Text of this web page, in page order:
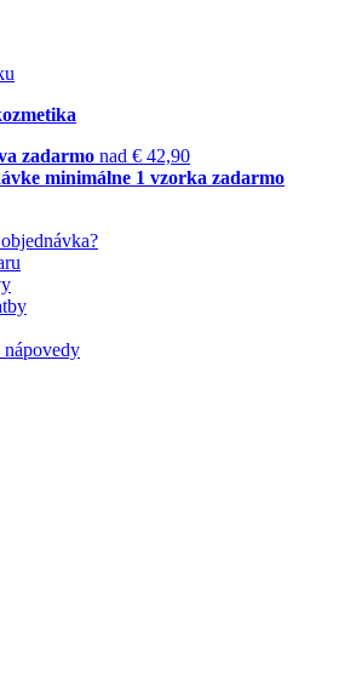
zadarmo nad € 42,90
minimálne 1 vzorka zadarmo